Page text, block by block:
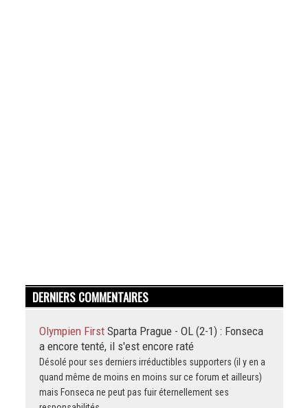
DERNIERS COMMENTAIRES
Olympien First Sparta Prague - OL (2-1) : Fonseca
a encore tenté, il s'est encore raté
Désolé pour ses derniers irréductibles supporters (il y en a
quand même de moins en moins sur ce forum et ailleurs)
mais Fonseca ne peut pas fuir éternellement ses